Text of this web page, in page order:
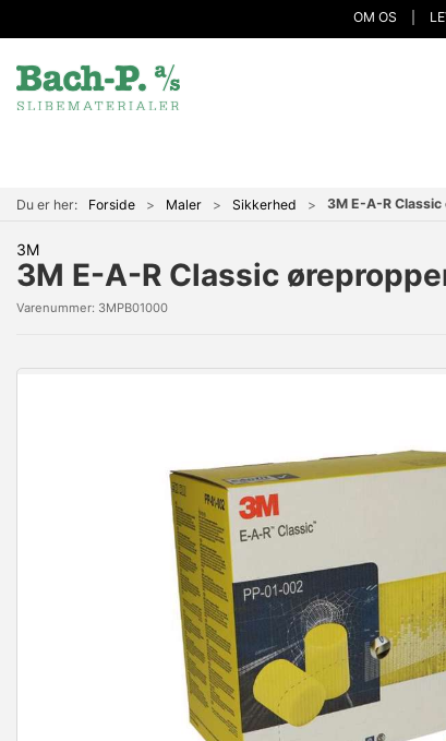
OM OS
Du er her: Forside Maler Sikkerhed 3M E-A-R
3M
3M E-A-R Classic
Varenummer: 3MPB01000